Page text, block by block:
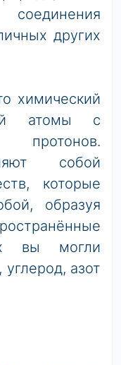
других
химический
атомы с
протонов.
собой
которые
образуя
вы могли
азот